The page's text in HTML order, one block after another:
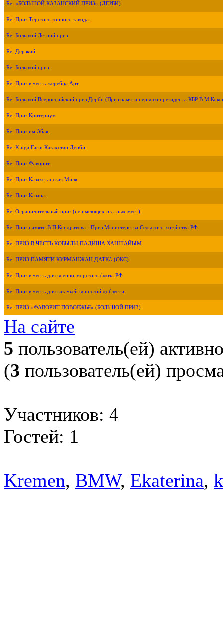
Re: «БОЛЬШОЙ КАЗАНСКИЙ ПРИЗ» (ДЕРБИ)
Re: Приз Терского конного завода
Re: Большой Летний приз
Re: Дерзкий
Re: Большой приз
Re: Приз в честь жеребца Арт
Re: Большой Всероссийский приз Дерби (Приз памяти первого президента КБР
Re: Приз Критериум
Re: Приз им.Абая
Re: Kinga Farm Казахстан Дерби
Re: Приз Фаворит
Re: Приз Казахстанская Миля
Re: Приз Казанат
Re: Ограничительный приз (не имеющих платных мест)
Re: Приз памяти В.П.Кондратова - Приз Министерства Сельского хозяйства РФ
Re: ПРИЗ В ЧЕСТЬ КОБЫЛЫ ПАДИША ХАНШАЙЫМ
Re: ПРИЗ ПАМЯТИ КУРМАНЖАН ДАТКА (ОКС)
Re: Приз в честь дня военно-морского флота РФ
Re: Приз в честь дня казачьей воинской доблести
Re: ПРИЗ «ФАВОРИТ ПОВОЛЖЬЯ» (БОЛЬШОЙ ПРИЗ)
На сайте
5 пользователь(ей) активно
(3 пользователь(ей)
Участников: 4
Гостей: 1
Kremen, BMW, Ekaterina,